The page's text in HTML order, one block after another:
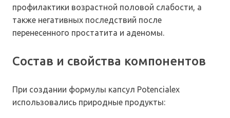
профилактики возрастной половой слабости, а
также негативных последствий после
перенесенного простатита и аденомы.
Состав и свойства компонентов
При создании формулы капсул Potencialex
использовались природные продукты: